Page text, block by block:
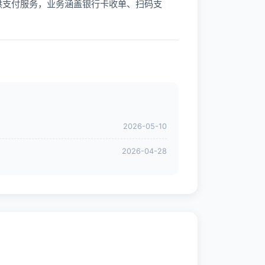
付服务，业务涵盖银行卡收单、扫码支
2026-05-10
2026-04-28